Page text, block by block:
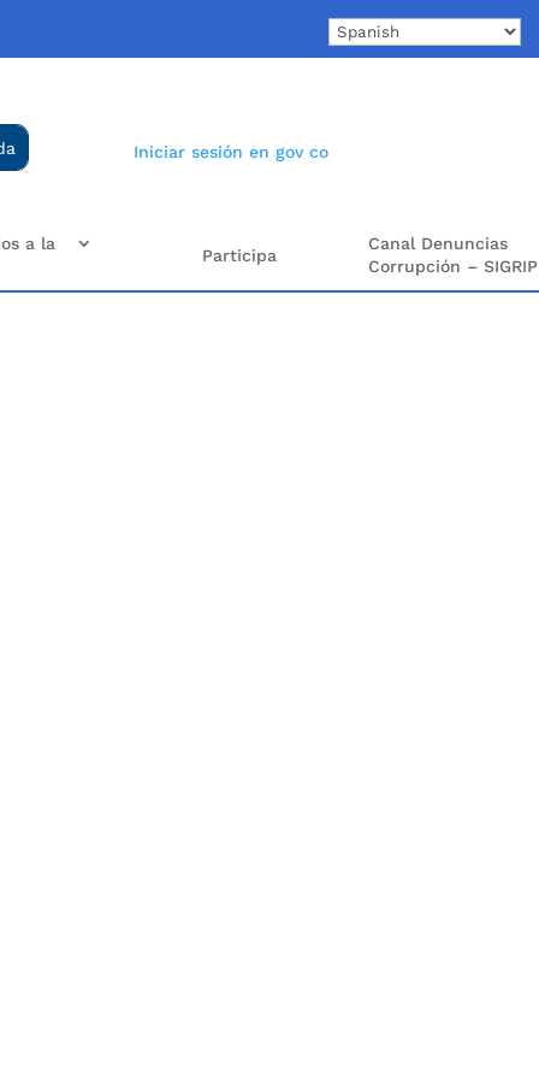
Iniciar sesión en gov co
a la
Participa
Canal Denuncias
Corrupción – SIGRIP